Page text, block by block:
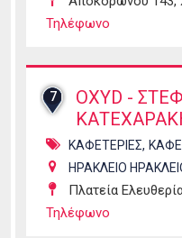
Τηλέφωνο
7
OXYD -
ΚΑΦΕΤΕΡΙΕΣ,
ΗΡΑΚΛΕΙΟ
Πλατεία
Τηλέφωνο